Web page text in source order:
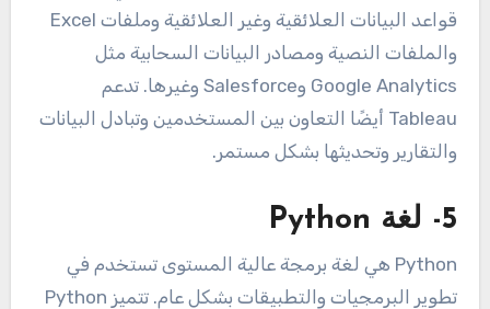
قواعد البيانات العلائقية وغير العلائقية وملفات Excel
والملفات النصية ومصادر البيانات السحابية مثل
Google Analytics وSalesforce وغيرها. تدعم
Tableau أيضًا التعاون بين المستخدمين وتبادل البيانات
والتقارير وتحديثها بشكل مستمر.
5- لغة Python
Python هي لغة برمجة عالية المستوى تستخدم في
تطوير البرمجيات والتطبيقات بشكل عام. تتميز Python